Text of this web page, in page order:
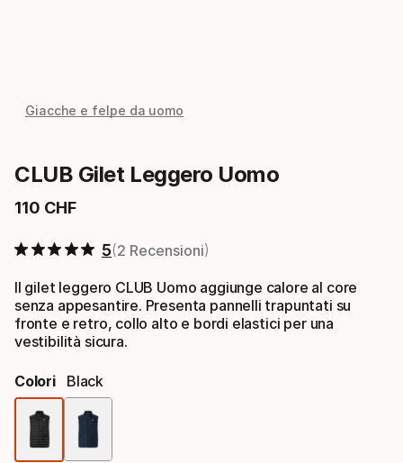
Giacche e felpe da uomo
CLUB Gilet Leggero Uomo
110 CHF
Prezzo finale
5 2 Recensioni
Il gilet leggero CLUB Uomo aggiunge calore al core
senza appesantire. Presenta pannelli trapuntati su
fronte e retro, collo alto e bordi elastici per una
vestibilità sicura.
Colori Black